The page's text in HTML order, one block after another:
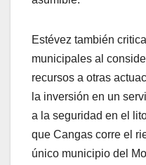
Estévez también
municipales al
recursos a otras
la inversión en un
a la seguridad en el
que Cangas corre el
único municipio del